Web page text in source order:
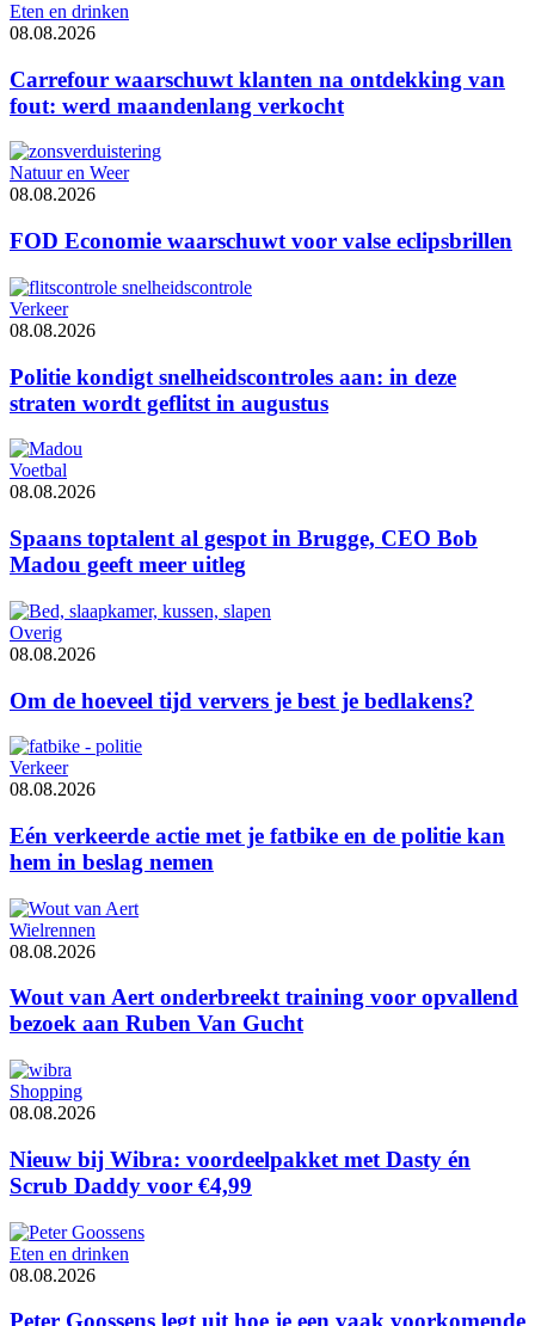
Eten en drinken
08.08.2026
Carrefour waarschuwt klanten na ontdekking van
fout: werd maandenlang verkocht
Natuur en Weer
08.08.2026
FOD Economie waarschuwt voor valse eclipsbrillen
Verkeer
08.08.2026
Politie kondigt snelheidscontroles aan: in deze
straten wordt geflitst in augustus
Voetbal
08.08.2026
Spaans toptalent al gespot in Brugge, CEO Bob
Madou geeft meer uitleg
Overig
08.08.2026
Om de hoeveel tijd ververs je best je bedlakens?
Verkeer
08.08.2026
Eén verkeerde actie met je fatbike en de politie kan
hem in beslag nemen
Wielrennen
08.08.2026
Wout van Aert onderbreekt training voor opvallend
bezoek aan Ruben Van Gucht
Shopping
08.08.2026
Nieuw bij Wibra: voordeelpakket met Dasty én
Scrub Daddy voor €4,99
Eten en drinken
08.08.2026
Peter Goossens legt uit hoe je een vaak voorkomende